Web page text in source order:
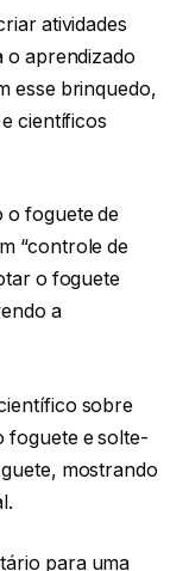
atividades
o aprendizado
esse brinquedo,
científicos
o foguete de
“controle de
o foguete
a
sobre
foguete e solte-
mostrando
para uma